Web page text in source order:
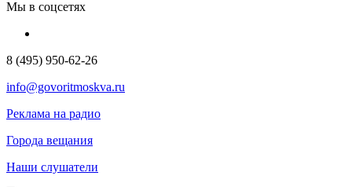
Мы в соцсетях
8 (495) 950-62-26
info@govoritmoskva.ru
Реклама на радио
Города вещания
Наши слушатели